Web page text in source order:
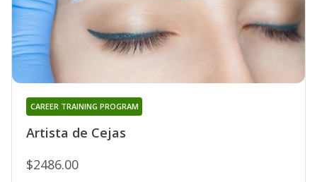
Artista de Cejas
CAREER TRAINING PROGRAM
$2486.00